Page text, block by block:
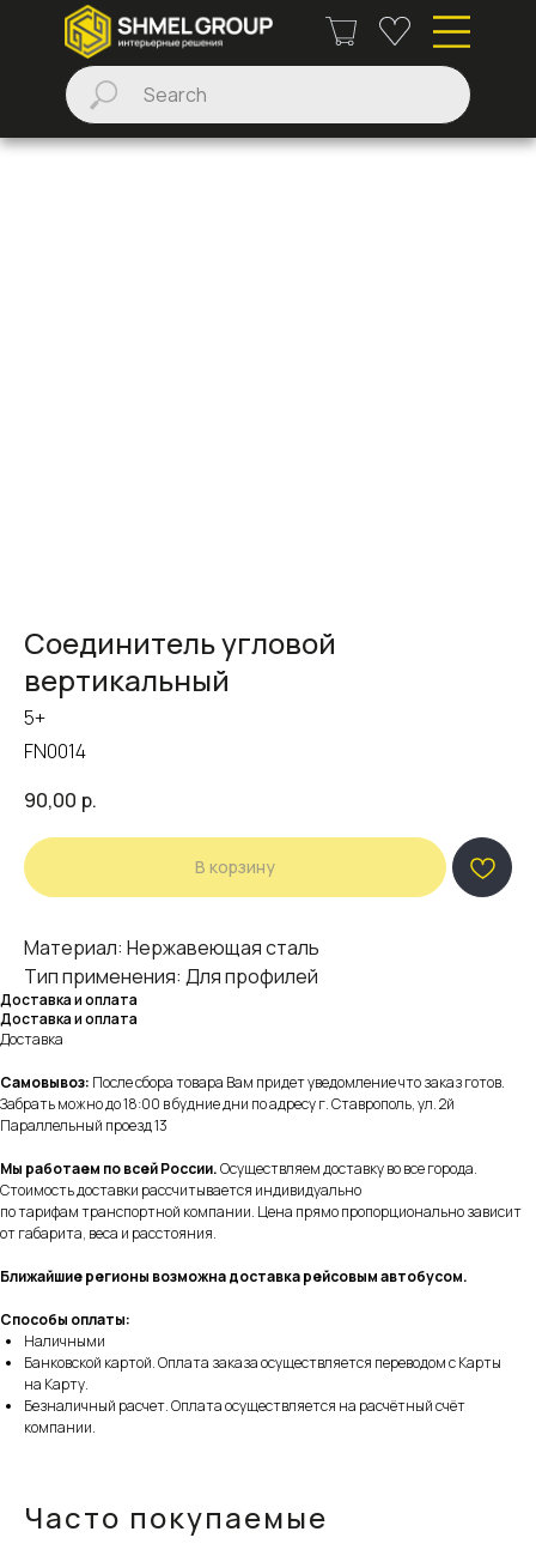
Соединитель угловой
вертикальный
5+
FN0014
90,00 р.
В корзину
Материал: Нержавеющая сталь
Тип применения: Для профилей
Доставка и оплата
Доставка и оплата
Доставка
Самовывоз: После сбора товара Вам придет уведомление что заказ готов.
Забрать можно до 18:00 в будние дни по адресу г. Ставрополь, ул. 2й
Параллельный проезд 13
Мы работаем по всей России.Осуществляем доставку во все города.
Стоимость доставки рассчитывается индивидуально
по тарифам транспортной компании. Цена прямо пропорционально зависит
от габарита, веса и расстояния.
Ближайшие регионы возможна доставка рейсовым автобусом.
Способы оплаты:
Наличными
Банковской картой. Оплата заказа осуществляется переводом с Карты
на Карту.
Безналичный расчет. Оплата осуществляется на расчётный счёт
компании.
Часто покупаемые